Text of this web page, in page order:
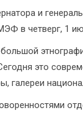
и
в четверг, 1
это
галереи